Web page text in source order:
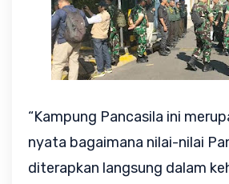
“Kampung Pancasila ini
nyata bagaimana nilai-nilai
diterapkan langsung dalam